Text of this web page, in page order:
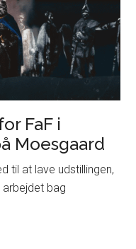
FaF i
Moesgaard
til at lave udstillingen,
bag